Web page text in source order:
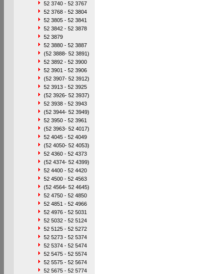
52 3740 - 52 3767
52 3768 - 52 3804
52 3805 - 52 3841
52 3842 - 52 3878
52 3879
52 3880 - 52 3887
(52 3888- 52 3891)
52 3892 - 52 3900
52 3901 - 52 3906
(52 3907- 52 3912)
52 3913 - 52 3925
(52 3926- 52 3937)
52 3938 - 52 3943
(52 3944- 52 3949)
52 3950 - 52 3961
(52 3963- 52 4017)
52 4045 - 52 4049
(52 4050- 52 4053)
52 4360 - 52 4373
(52 4374- 52 4399)
52 4400 - 52 4420
52 4500 - 52 4563
(52 4564- 52 4645)
52 4750 - 52 4850
52 4851 - 52 4966
52 4976 - 52 5031
52 5032 - 52 5124
52 5125 - 52 5272
52 5273 - 52 5374
52 5374 - 52 5474
52 5475 - 52 5574
52 5575 - 52 5674
52 5675 - 52 5774